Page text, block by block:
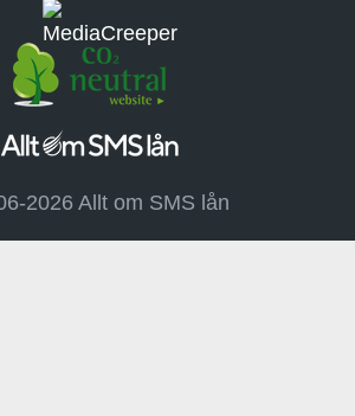
2026 Allt om SMS lån